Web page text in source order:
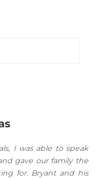
I was able to speak
gave our family the
for. Bryant and his